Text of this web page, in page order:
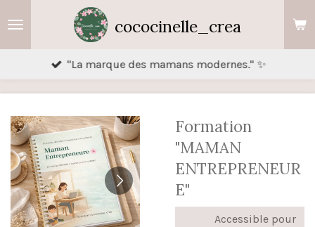
cococinelle_crea
"La marque des mamans modernes." ✨
Formation
"MAMAN
ENTREPRENEUR
E"
Accessible pour